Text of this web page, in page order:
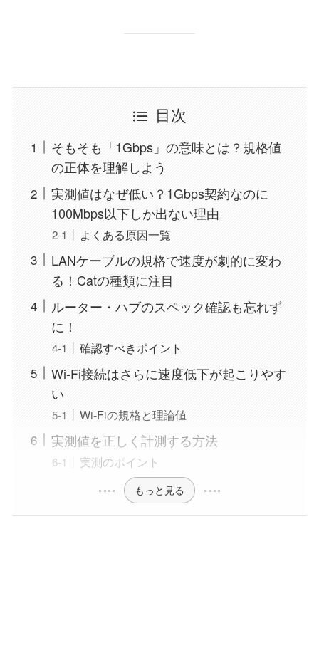
目次
そもそも「1Gbps」の意味とは？規格値
の正体を理解しよう
実測値はなぜ低い？1Gbps契約なのに
100Mbps以下しか出ない理由
よくある原因一覧
LANケーブルの規格で速度が劇的に変わ
る！Catの種類に注目
ルーター・ハブのスペック確認も忘れず
に！
確認すべきポイント
Wi-Fi接続はさらに速度低下が起こりやす
い
Wi-Fiの規格と理論値
実測値を正しく計測する方法
実測のポイント
もっと見る